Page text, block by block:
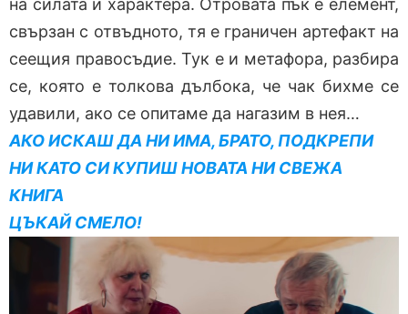
на силата и характера. Отровата пък е елемент,
свързан с отвъдното, тя е граничен артефакт на
сеещия правосъдие. Тук е и метафора, разбира
се, която е толкова дълбока, че чак бихме се
удавили, ако се опитаме да нагазим в нея…
АКО ИСКАШ ДА НИ ИМА, БРАТО, ПОДКРЕПИ
НИ КАТО СИ КУПИШ НОВАТА НИ СВЕЖА
КНИГА
ЦЪКАЙ СМЕЛО!